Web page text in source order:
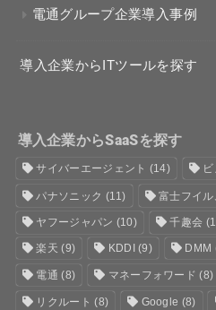
電通グループ企業導入事例
導入企業からITツールを探す
導入企業からSaaSを探す
サイバーエージェント (14)
パナソニック (11) 富士フイル
ヤフージャパン (10) 千趣会
楽天 (9) KDDI (9) DMM
電通 (8) マネーフォワード (8)
リクルート (8) Google (8)